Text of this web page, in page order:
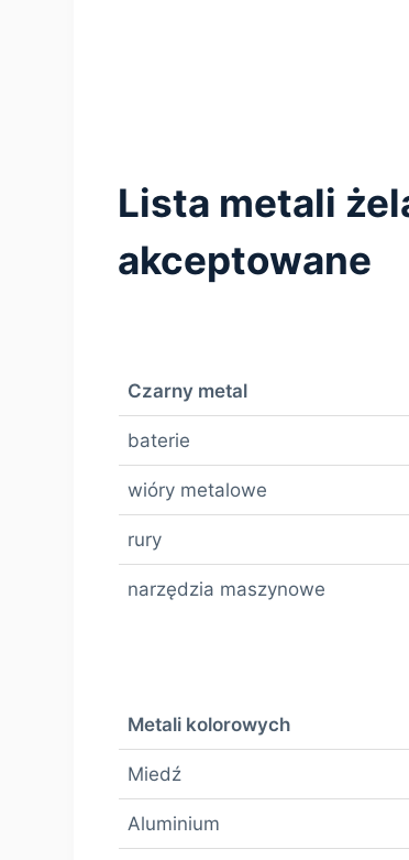
Lista metali
akceptowane
Czarny metal
baterie
wióry metalowe
rury
narzędzia maszynowe
Metali kolorowych
Miedź
Aluminium